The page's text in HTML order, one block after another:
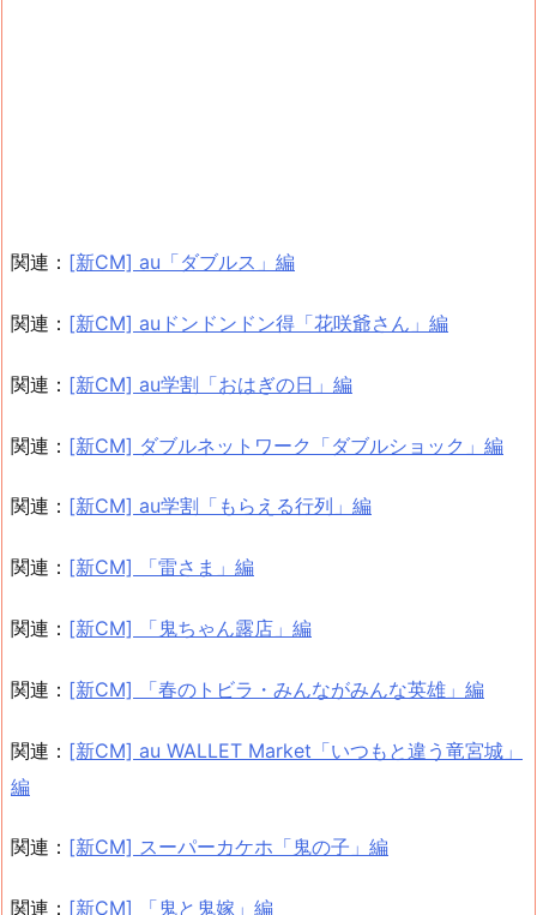
関連： [新CM] au「ダブルス」編
関連： [新CM] auドンドンドン得「花咲爺さん」編
関連： [新CM] au学割「おはぎの日」編
関連： [新CM] ダブルネットワーク「ダブルショック」編
関連： [新CM] au学割「もらえる行列」編
関連： [新CM] 「雷さま」編
関連： [新CM] 「鬼ちゃん露店」編
関連： [新CM] 「春のトビラ・みんながみんな英雄」編
関連： [新CM] au WALLET Market「いつもと違う竜宮城」
編
関連： [新CM] スーパーカケホ「鬼の子」編
関連： [新CM] 「鬼と鬼嫁」編